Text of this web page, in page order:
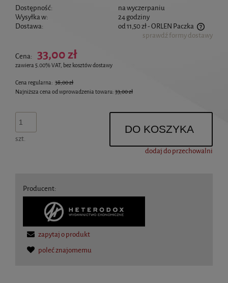
Dostępność:
na wyczerpaniu
Wysyłka w:
24 godziny
Dostawa:
od 11,50 zł- ORLEN Paczka
Cena nie zawiera ewentualnych kosztów płatnościsprawdź formy dostawy
Cena: 33,00 zł
zawiera 5.00% VAT, bez kosztów dostawy
Cena regularna: 38,00 zł
Najniższa cena od wprowadzenia towaru: 33,00 zł
szt.
DO KOSZYKA
dodaj do przechowalni
Producent:
zapytaj o produkt
poleć znajomemu